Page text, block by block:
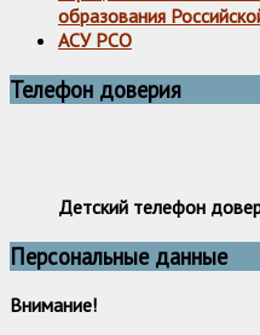
образования
АСУ РСО
Телефон доверия
Детский телефон
Персональные данные
Внимание!